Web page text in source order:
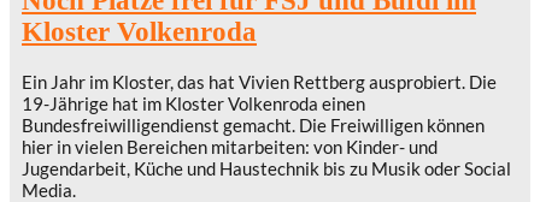
Kloster Volkenroda
Ein Jahr im Kloster, das hat Vivien Rettberg ausprobiert. Die
19-Jährige hat im Kloster Volkenroda einen
Bundesfreiwilligendienst gemacht. Die Freiwilligen können
hier in vielen Bereichen mitarbeiten: von Kinder- und
Jugendarbeit, Küche und Haustechnik bis zu Musik oder Social
Media.